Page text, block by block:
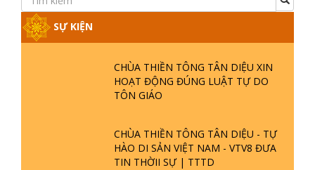
SỰ KIỆN
CHÙA THIỀN TÔNG TÂN DIỆU XIN
HOẠT ĐỘNG ĐÚNG LUẬT TỰ DO
TÔN GIÁO
CHÙA THIỀN TÔNG TÂN DIỆU - TỰ
HÀO DI SẢN VIỆT NAM - VTV8 ĐƯA
TIN THỜII SỰ | TTTD